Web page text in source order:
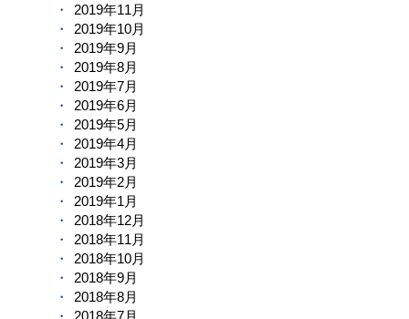
2019年11月
2019年10月
2019年9月
2019年8月
2019年7月
2019年6月
2019年5月
2019年4月
2019年3月
2019年2月
2019年1月
2018年12月
2018年11月
2018年10月
2018年9月
2018年8月
2018年7月